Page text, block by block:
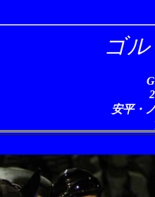
ゴ
安平・